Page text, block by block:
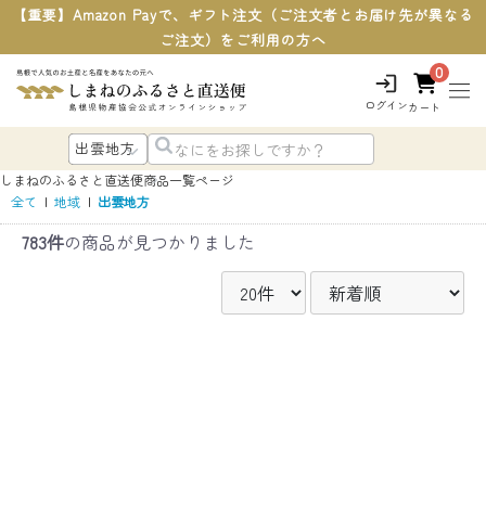
【重要】Amazon Payで、ギフト注文（ご注文者とお届け先が異なる
ご注文）をご利用の方へ
ログイン
0
カート
しまねのふるさと直送便商品一覧ページ
全て | 地域 | 出雲地方
783件の商品が見つかりました